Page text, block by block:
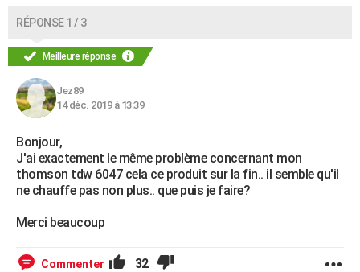
Bricolage
Lifestyle
Culture
Sport
Auto
Television
Voyage
Cinema
RÉPONSE 1 / 3
Meilleure réponse
Jez89
14 déc. 2019 à 13:39
Bonjour,
J'ai exactement le même problème concernant mon
thomson tdw 6047 cela ce produit sur la fin.. il semble qu'il
ne chauffe pas non plus.. que puis je faire?
Merci beaucoup
Commenter 32